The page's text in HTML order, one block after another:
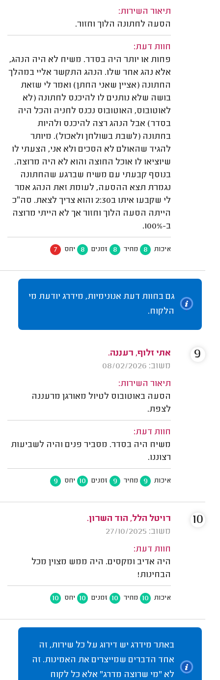
תיאור השירות:
הסעה לחתונה הלוך וחזור.
חוות דעת:
פחות או יותר היה בסדר. משיח לא היה הנהג,
אלא נהג אחר שלו. הנהג התקשר אליי במהלך
החתונה (אציין שאני החתן) ואמר לי שזאת
בושה שלא נותנים לו להיכנס לחתונה (לא
לאוטובוס, האוטובוס נכנס לחניה והכל היה
בסדר) אבל הנהג רצה להיכנס ולהיות
בחתונה (לשבת בשולחן ולאכול). מיותר
להגיד שהאולם לא הסכים ולא אני, הצעתי לו
שיוציאו לו אוכל החוצה והוא לא היה מרוצה.
בנוסף קבעתי עם משיח שברגע שהחתונה
נגמרת תצא ההסעה, לעומת זאת הנהג אמר
לי שקבעו איתו ב2:30 והוא צריך לצאת. סה״כ
הייתה הסעה הלוך וחזור אך לא הייתי מרוצה
ב-100%.
איכות 8 מחיר 8 זמנים 8 יחס 7
גם בחוות דעת אנונימיות, מידרג יודעת מי
הלקוח.
אתי זלוף, רעננה.
משוב: 08/02/2026
תיאור השירות:
הסעה באוטובוס לטיול מאורגן מרעננה
לצפת.
חוות דעת:
משיח היה בסדר. מסביר פנים והיה לשביעות
רצוננו.
איכות 9 מחיר 9 זמנים 10 יחס 9
9
רויטל הלל, הוד השרון.
משוב: 27/10/2025
חוות דעת:
היה אדיב ומקסים. היה ממש מצוין מכל
הבחינות!
איכות 10 מחיר 10 זמנים 10 יחס 10
10
באתר מידרג יש דירוג על כל שירות, זה
אחד הדברים שמייצרים את האמינות. זה
לא "מי שרוצה מדרג" אלא כל לקוח